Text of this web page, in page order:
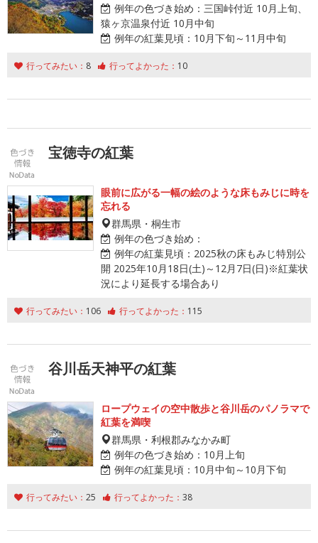
例年の色づき始め： 三国峠付近 10月上旬、
猿ヶ京温泉付近 10月中旬
例年の紅葉見頃： 10月下旬～11月中旬
行ってみたい： 8 行ってよかった： 10
宝徳寺の紅葉
眼前に広がる一幅の絵のような床もみじに時を
忘れる
群馬県・桐生市
例年の色づき始め：
例年の紅葉見頃： 2025秋の床もみじ特別公
開 2025年10月18日(土)～12月7日(日)※紅葉状
況により延長する場合あり
行ってみたい： 106 行ってよかった： 115
谷川岳天神平の紅葉
ロープウェイの空中散歩と谷川岳のパノラマで
紅葉を満喫
群馬県・利根郡みなかみ町
例年の色づき始め： 10月上旬
例年の紅葉見頃： 10月中旬～10月下旬
行ってみたい： 25 行ってよかった： 38